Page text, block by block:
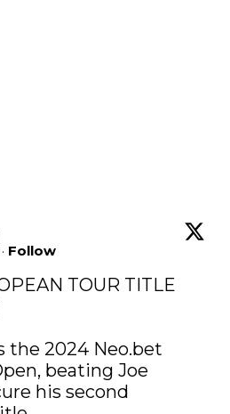
· Follow
TOUR TITLE
the 2024 Neo.bet
beating Joe
his second